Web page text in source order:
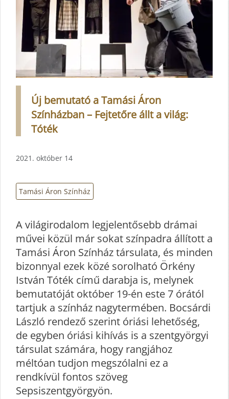
Új bemutató a Tamási Áron
Színházban – Fejtetőre állt a világ:
Tóték
2021. október 14
Tamási Áron Színház
A világirodalom legjelentősebb drámai
művei közül már sokat színpadra állított a
Tamási Áron Színház társulata, és minden
bizonnyal ezek közé sorolható Örkény
István Tóték című darabja is, melynek
bemutatóját október 19-én este 7 órától
tartjuk a színház nagytermében. Bocsárdi
László rendező szerint óriási lehetőség,
de egyben óriási kihívás is a szentgyörgyi
társulat számára, hogy rangjához
méltóan tudjon megszólalni ez a
rendkívül fontos szöveg
Sepsiszentgyörgyön.